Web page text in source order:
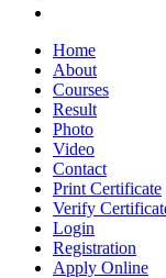
Home
About
Courses
Result
Photo
Video
Contact
Print Certificate
Verify
Login
Registration
Apply Online